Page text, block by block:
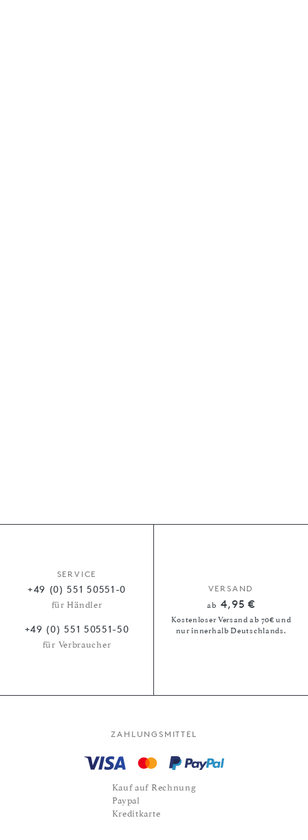
SERVICE
+49 (0) 551 50551-0
für Händler
+49 (0) 551 50551-50
für Verbraucher
VERSAND
ab 4,95 €
Kostenloser Versand ab 70€ und
nur innerhalb Deutschlands.
ZAHLUNGSMITTEL
Kauf auf Rechnung
Paypal
Kreditkarte